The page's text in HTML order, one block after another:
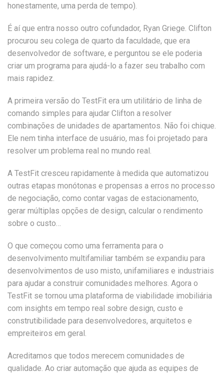
honestamente, uma perda de tempo).
É aí que entra nosso outro cofundador, Ryan Griege. Clifton
procurou seu colega de quarto da faculdade, que era
desenvolvedor de software, e perguntou se ele poderia
criar um programa para ajudá-lo a fazer seu trabalho com
mais rapidez.
A primeira versão do TestFit era um utilitário de linha de
comando simples para ajudar Clifton a resolver
combinações de unidades de apartamentos. Não foi chique.
Ele nem tinha interface de usuário, mas foi projetado para
resolver um problema real no mundo real.
A TestFit cresceu rapidamente à medida que automatizou
outras etapas monótonas e propensas a erros no processo
de negociação, como contar vagas de estacionamento,
gerar múltiplas opções de design, calcular o rendimento
sobre o custo…
O que começou como uma ferramenta para o
desenvolvimento multifamiliar também se expandiu para
desenvolvimentos de uso misto, unifamiliares e industriais
para ajudar a construir comunidades melhores. Agora o
TestFit se tornou uma plataforma de viabilidade imobiliária
com insights em tempo real sobre design, custo e
construtibilidade para desenvolvedores, arquitetos e
empreiteiros em geral.
Acreditamos que todos merecem comunidades de
qualidade. Ao criar automação que ajuda as equipes de